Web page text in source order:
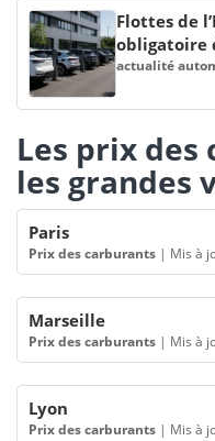
Flottes de
obligatoire
actualité
Les prix des
les grandes
Paris
Prix des carburants | Mis à
Marseille
Prix des carburants | Mis à
Lyon
Prix des carburants | Mis à